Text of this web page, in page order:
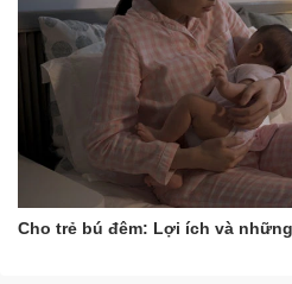
Cho trẻ bú đêm: Lợi ích và